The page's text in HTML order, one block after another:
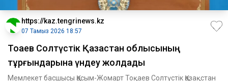
https://kaz.tengrinews.kz
07 Тамыз 2026 18:57
Тоқаев Солтүстік Қазақстан облысының
тұрғындарына үндеу жолдады
Мемлекет басшысы Қасым-Жомарт Тоқаев Солтүстік Қазақстан